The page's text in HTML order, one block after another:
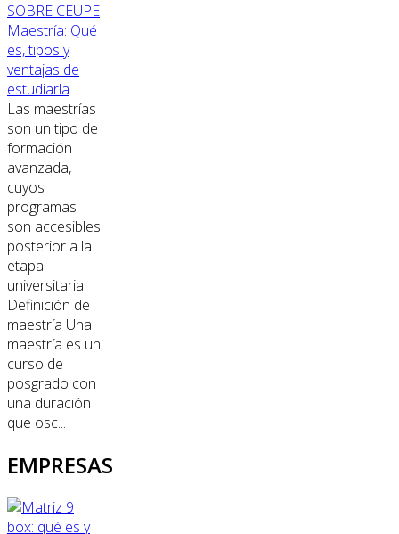
SOBRE CEUPE
Maestría: Qué
es, tipos y
ventajas de
estudiarla
Las maestrías
son un tipo de
formación
avanzada,
cuyos
programas
son accesibles
posterior a la
etapa
universitaria.
Definición de
maestría Una
maestría es un
curso de
posgrado con
una duración
que osc...
EMPRESAS